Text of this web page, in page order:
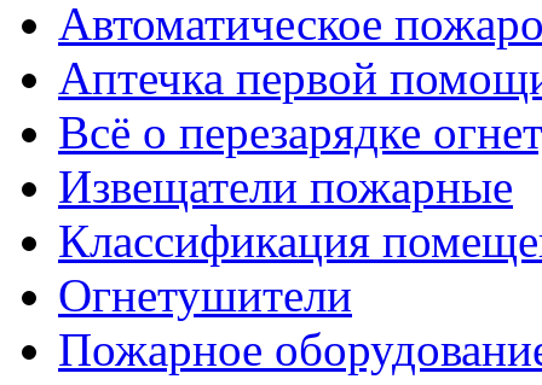
Автоматическое
Аптечка первой
Всё о перезарядке
Извещатели пожарные
Классификация
Огнетушители
Пожарное